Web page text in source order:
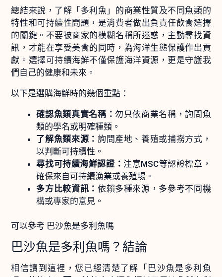
總結來說，了解「多利魚」的商業性質及不同魚類的
特性和可持續性問題，是消費者做出負責任飲食選擇
的關鍵。不要被商家的模糊名稱所迷惑，主動尋找資
訊，才能在享受美食的同時，為海洋生態保護作出貢
獻。選擇可持續海鮮不僅保護海洋資源，更是守護我
們自己的健康和未來。
以下是選購海鮮時的幾個重點：
確認魚類真實名稱：勿只依商業名稱，詢問魚
類的學名或明確種類。
了解魚類來源： 詢問產地、養殖或捕撈方式，
以判斷可持續性。
尋找可持續海鮮認證： 注意MSC等認證標章，
確保來自可持續漁業或養殖場。
多方比較資訊： 依賴多種來源，多參考不同機
構或專家的意見。
可以參考 巴沙魚是多利魚嗎
巴沙魚是多利魚嗎？結論
相信讀到這裡，您已經清楚了解「巴沙魚是多利魚